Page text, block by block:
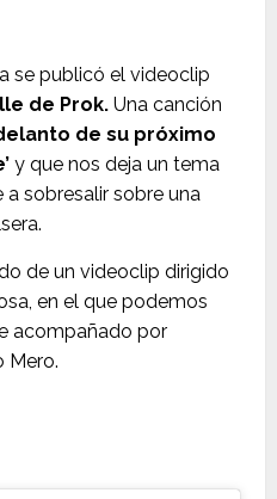
se publicó el videoclip
de Prok. Una canción
de su próximo
y que nos deja un tema
sobresalir sobre una
de un videoclip dirigido
en el que podemos
acompañado por
Mero.